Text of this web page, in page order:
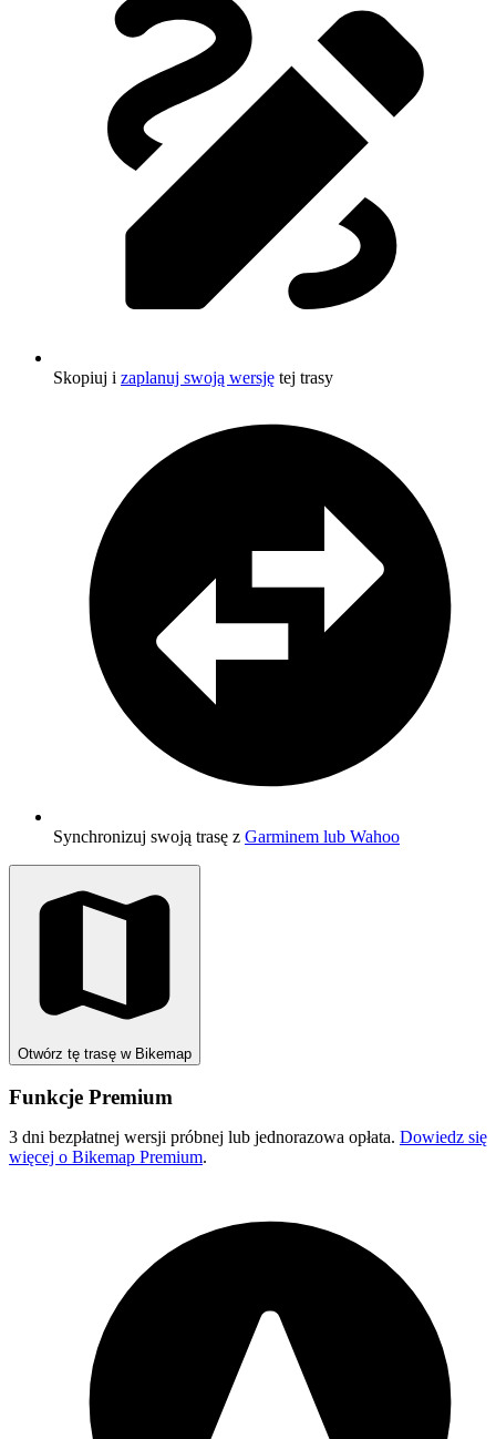
Skopiuj i zaplanuj swoją wersję tej trasy
Synchronizuj swoją trasę z Garminem lub Wahoo
Otwórz tę trasę w Bikemap
Funkcje Premium
3 dni bezpłatnej wersji próbnej lub jednorazowa opłata. Dowiedz się
więcej o Bikemap Premium.